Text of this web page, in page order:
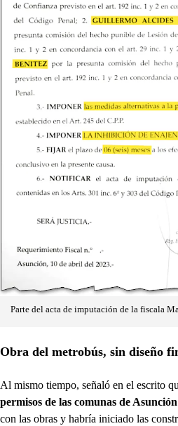
Parte del acta de imputación de la fiscala
Obra del metrobús, sin diseño
Al mismo tiempo, señaló en el escrito
permisos de las comunas de
con las obras y habría iniciado las